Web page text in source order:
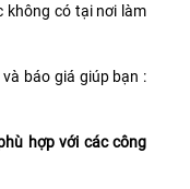
không có tại nơi làm
báo giá giúp bạn :
hợp với các công